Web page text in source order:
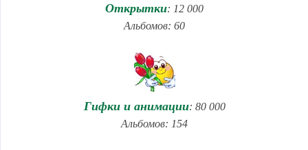
Открытки: 12 000
Альбомов: 60
Гифки и анимации: 80 000
Альбомов: 154